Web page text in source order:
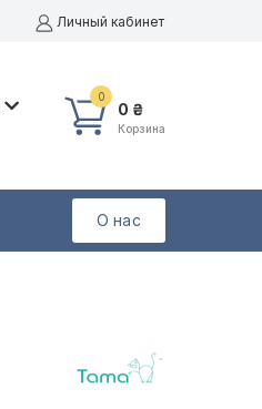
Личный кабинет
0
0 ₴
Корзина
О нас